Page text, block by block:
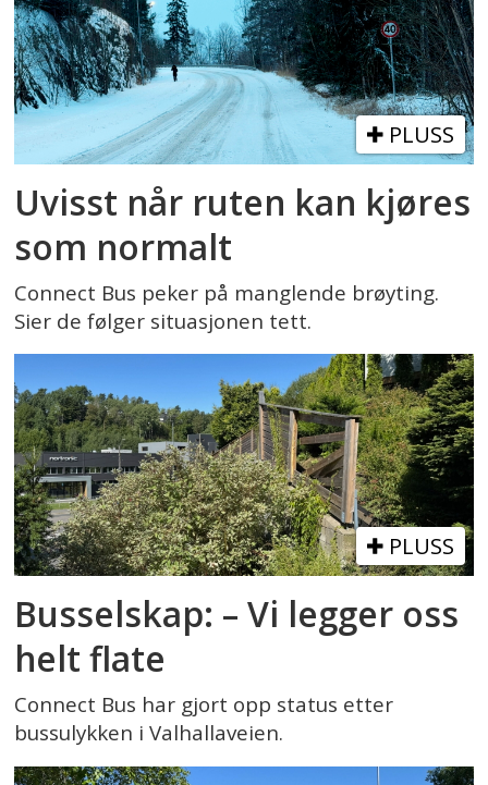
PLUSS
Uvisst når ruten kan kjøres
som normalt
Connect Bus peker på manglende brøyting.
Sier de følger situasjonen tett.
PLUSS
Busselskap: – Vi legger oss
helt flate
Connect Bus har gjort opp status etter
bussulykken i Valhallaveien.